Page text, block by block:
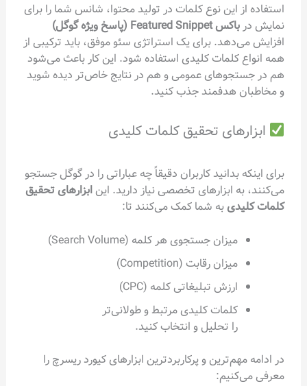
استفاده از این نوع کلمات در تولید محتوا، شانس شما را برای
نمایش درباکس Featured Snippet (پاسخ ویژه گوگل)
افزایش می‌دهد. برای یک استراتژی سئو موفق، باید ترکیبی از
همه انواع کلمات کلیدی استفاده شود. این کار باعث می‌شود
هم در جستجوهای عمومی و هم در نتایج خاص‌تر دیده شوید
و مخاطبان هدفمند جذب کنید.
ابزارهای تحقیق کلمات کلیدی
برای اینکه بدانید کاربران دقیقاً چه عباراتی را در گوگل جستجو
می‌کنند، به ابزارهای تخصصی نیاز دارید. این ابزارهای تحقیق
کلمات کلیدی به شما کمک می‌کنند تا:
میزان جستجوی هر کلمه (Search Volume)
میزان رقابت (Competition)
ارزش تبلیغاتی کلمه (CPC)
کلمات کلیدی مرتبط و طولانی‌تر
را تحلیل و انتخاب کنید.
در ادامه مهم‌ترین و پرکاربردترین ابزارهای کیورد ریسرچ را
معرفی می‌کنیم: